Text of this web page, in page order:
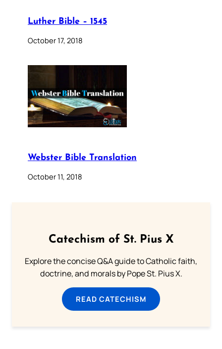
Luther Bible – 1545
October 17, 2018
Webster Bible Translation
October 11, 2018
Catechism of St. Pius X
Explore the concise Q&A guide to Catholic faith,
doctrine, and morals by Pope St. Pius X.
READ CATECHISM